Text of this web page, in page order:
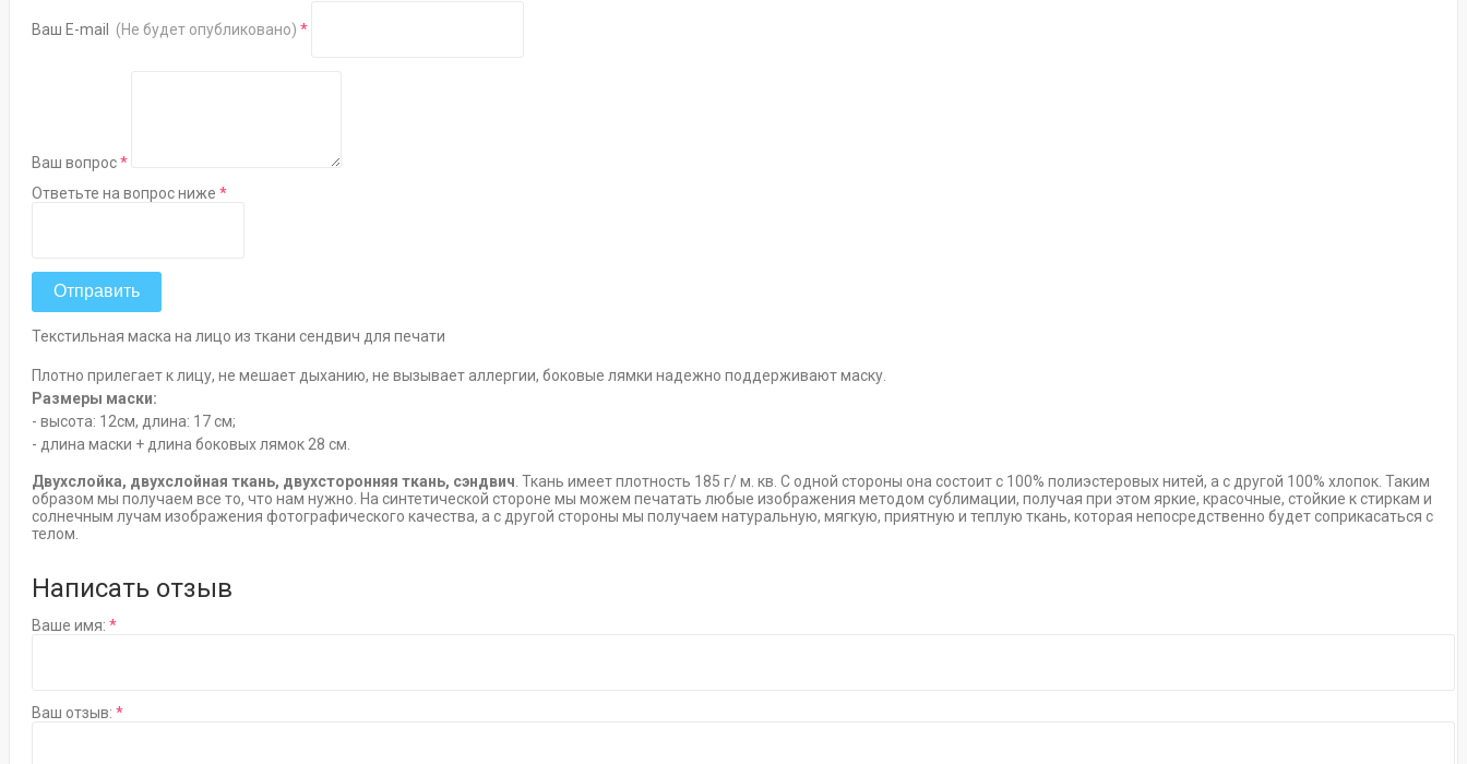
Ваш E-mail (Не будет опубликовано)
Ваш вопрос
Ответьте на вопрос ниже
Отправить
Текстильная маска на лицо из ткани сендвич для печати
Плотно прилегает к лицу, не мешает дыханию, не вызывает аллергии, боковые лямки надежно поддерживают маску.
Размеры маски:
- высота: 12см, длина: 17 см;
- длина маски + длина боковых лямок 28 см.
Двухслойка, двухслойная ткань, двухсторонняя ткань, сэндвич . Ткань имеет плотность 185 г/ м. кв. С одной стороны она состоит с 100% полиэстеровых нитей, а с другой 100% хлопок. Таким
образом мы получаем все то, что нам нужно. На синтетической стороне мы можем печатать любые изображения методом сублимации, получая при этом яркие, красочные, стойкие к стиркам и
солнечным лучам изображения фотографического качества, а с другой стороны мы получаем натуральную, мягкую, приятную и теплую ткань, которая непосредственно будет соприкасаться с
телом.
Написать отзыв
Ваше имя:
Ваш отзыв: